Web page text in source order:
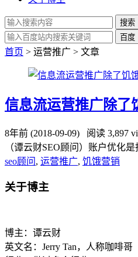
搜索
百度
首页 > 运营推广 > 文章
信息流运营推广除了
8年前 (2018-09-09) 阅读 3,897
（谭云财SEO顾问）账户优化
seo顾问 , 运营推广, 饥饿营销
关于博主
博主：谭云财
英文名：Jerry Tan，人称咖啡哥